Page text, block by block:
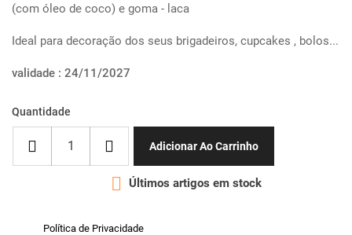
(com óleo de coco) e goma - laca
Ideal para decoração dos seus brigadeiros, cupcakes , bolos...
validade : 24/11/2027
Quantidade
Adicionar Ao Carrinho
 Últimos artigos em stock
Política de Privacidade